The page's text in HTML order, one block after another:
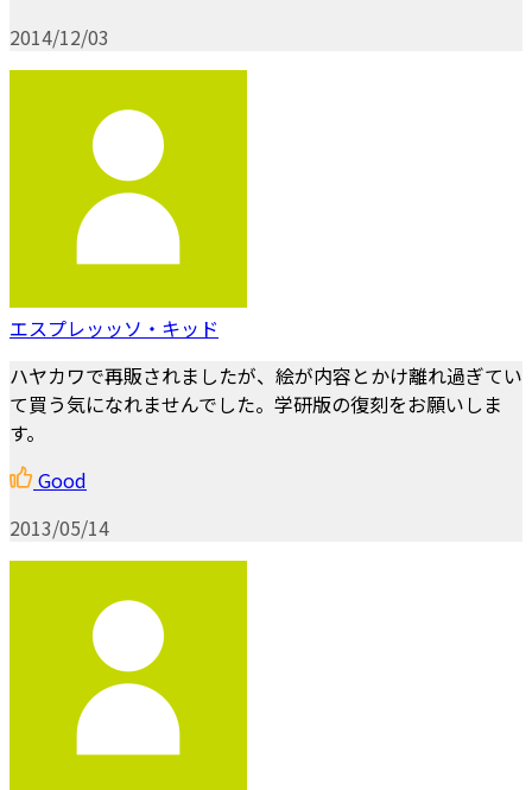
2014/12/03
エスプレッッソ・キッド
ハヤカワで再販されましたが、絵が内容とかけ離れ過ぎてい
て買う気になれませんでした。学研版の復刻をお願いしま
す。
Good
2013/05/14